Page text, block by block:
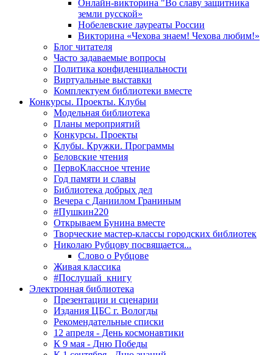
Онлайн-викторина "Во славу защитника
земли русской»
Нобелевские лауреаты России
Викторина «Чехова знаем! Чехова любим!»
Блог читателя
Часто задаваемые вопросы
Политика конфиденциальности
Виртуальные выставки
Комплектуем библиотеки вместе
Конкурсы. Проекты. Клубы
Модельная библиотека
Планы мероприятий
Конкурсы. Проекты
Клубы. Кружки. Программы
Беловские чтения
ПервоКлассное чтение
Год памяти и славы
Библиотека добрых дел
Вечера с Даниилом Граниным
#Пушкин220
Открываем Бунина вместе
Творческие мастер-классы городских библиотек
Николаю Рубцову посвящается...
Слово о Рубцове
Живая классика
#Послушай_книгу
Электронная библиотека
Презентации и сценарии
Издания ЦБС г. Вологды
Рекомендательные списки
12 апреля - День космонавтики
К 9 мая - Дню Победы